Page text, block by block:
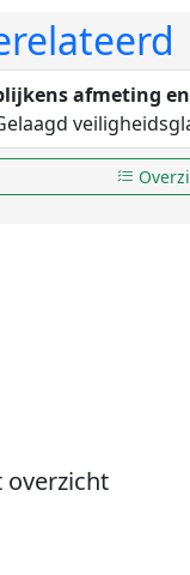
afmeting
overzicht